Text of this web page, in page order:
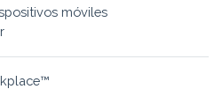
móviles